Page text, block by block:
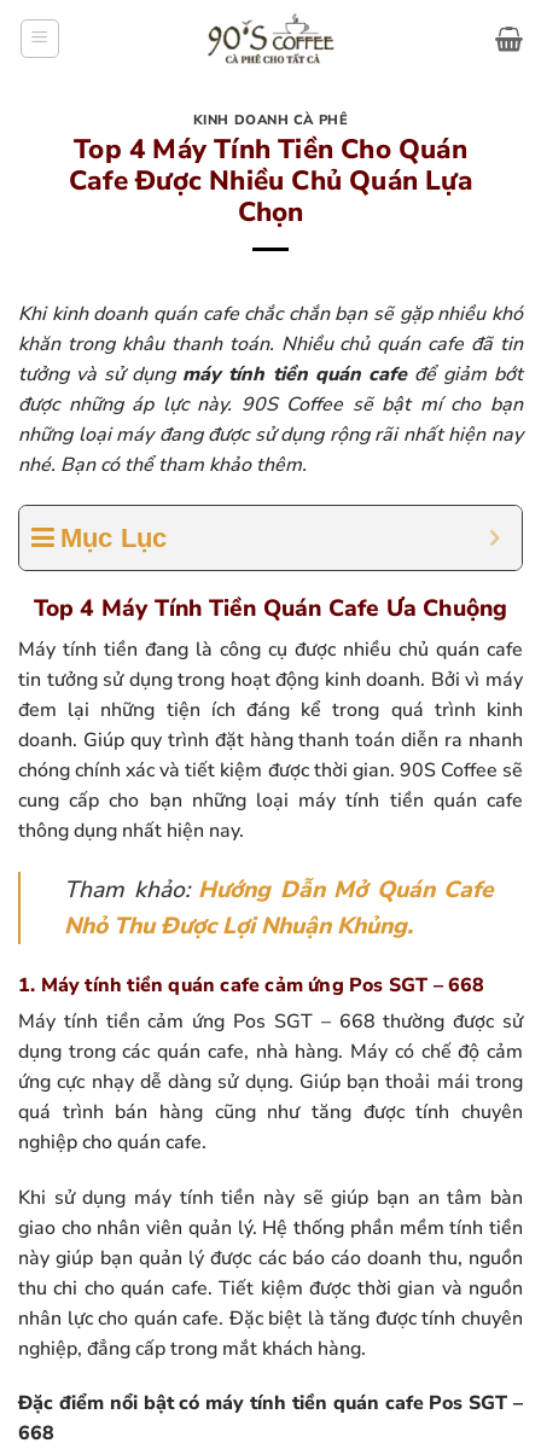
KINH DOANH CÀ PHÊ
Top 4 Máy Tính Tiền Cho Quán
Cafe Được Nhiều Chủ Quán Lựa
Chọn
Khi kinh doanh quán cafe chắc chắn bạn sẽ gặp nhiều khó
khăn trong khâu thanh toán. Nhiều chủ quán cafe đã tin
tưởng và sử dụng máy tính tiền quán cafeđể giảm bớt
được những áp lực này. 90S Coffee sẽ bật mí cho bạn
những loại máy đang được sử dụng rộng rãi nhất hiện nay
nhé. Bạn có thể tham khảo thêm.
Mục Lục
Top 4 Máy Tính Tiền Quán Cafe Ưa Chuộng
Máy tính tiền đang là công cụ được nhiều chủ quán cafe
tin tưởng sử dụng trong hoạt động kinh doanh. Bởi vì máy
đem lại những tiện ích đáng kể trong quá trình kinh
doanh. Giúp quy trình đặt hàng thanh toán diễn ra nhanh
chóng chính xác và tiết kiệm được thời gian. 90S Coffee sẽ
cung cấp cho bạn những loại máy tính tiền quán cafe
thông dụng nhất hiện nay.
Tham khảo: Hướng Dẫn Mở Quán Cafe
Nhỏ Thu Được Lợi Nhuận Khủng.
1. Máy tính tiền quán cafe cảm ứng Pos SGT – 668
Máy tính tiền cảm ứng Pos SGT – 668 thường được sử
dụng trong các quán cafe, nhà hàng. Máy có chế độ cảm
ứng cực nhạy dễ dàng sử dụng. Giúp bạn thoải mái trong
quá trình bán hàng cũng như tăng được tính chuyên
nghiệp cho quán cafe.
Khi sử dụng máy tính tiền này sẽ giúp bạn an tâm bàn
giao cho nhân viên quản lý. Hệ thống phần mềm tính tiền
này giúp bạn quản lý được các báo cáo doanh thu, nguồn
thu chi cho quán cafe. Tiết kiệm được thời gian và nguồn
nhân lực cho quán cafe. Đặc biệt là tăng được tính chuyên
nghiệp, đẳng cấp trong mắt khách hàng.
Đặc điểm nổi bật có máy tính tiền quán cafe Pos SGT –
668